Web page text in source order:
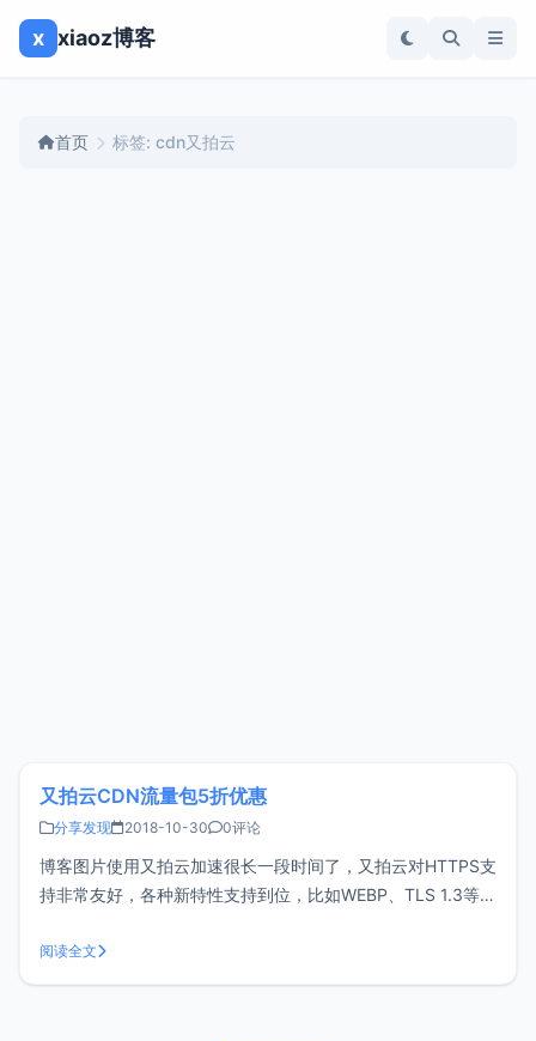
x xiaoz博客
首页 标签: cdn又拍云
又拍云CDN流量包5折优惠
分享发现 2018-10-30 0评论
博客图片使用又拍云加速很长一段时间了，又拍云对HTTPS支
持非常友好，各种新特性支持到位，比如WEBP、TLS 1.3等。
基本足够，但是访问量较大只能付费购买了，对比了好几家
CDN流量价格，又拍云CDN流量价格偏高，正好双11优惠又
阅读全文